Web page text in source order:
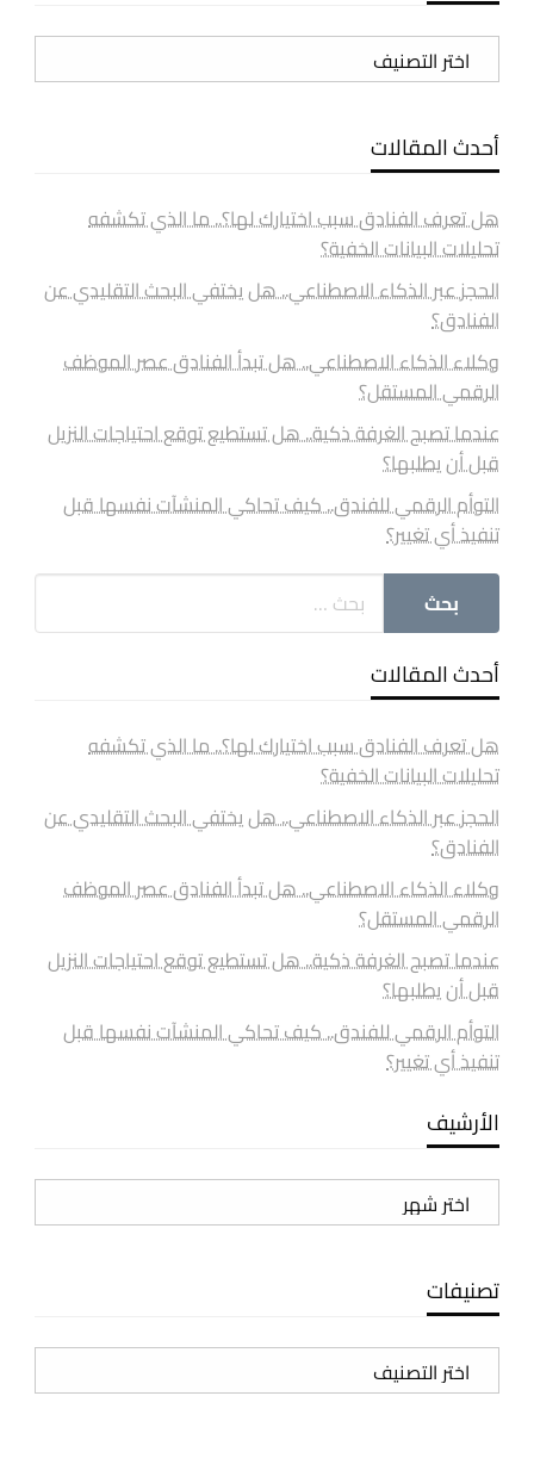
تصنيفات
أحدث المقالات
هل تعرف الفنادق سبب اختيارك لها؟.. ما الذي تكشفه
تحليلات البيانات الخفية؟
الحجز عبر الذكاء الاصطناعي.. هل يختفي البحث التقليدي عن
الفنادق؟
وكلاء الذكاء الاصطناعي.. هل تبدأ الفنادق عصر الموظف
الرقمي المستقل؟
عندما تصبح الغرفة ذكية.. هل تستطيع توقع احتياجات النزيل
قبل أن يطلبها؟
التوأم الرقمي للفندق.. كيف تحاكي المنشآت نفسها قبل
تنفيذ أي تغيير؟
أحدث المقالات
هل تعرف الفنادق سبب اختيارك لها؟.. ما الذي تكشفه
تحليلات البيانات الخفية؟
الحجز عبر الذكاء الاصطناعي.. هل يختفي البحث التقليدي عن
الفنادق؟
وكلاء الذكاء الاصطناعي.. هل تبدأ الفنادق عصر الموظف
الرقمي المستقل؟
عندما تصبح الغرفة ذكية.. هل تستطيع توقع احتياجات النزيل
قبل أن يطلبها؟
التوأم الرقمي للفندق.. كيف تحاكي المنشآت نفسها قبل
تنفيذ أي تغيير؟
الأرشيف
الأرشيف
تصنيفات
تصنيفات